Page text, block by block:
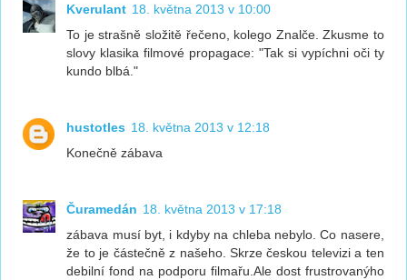
Kverulant 18. května 2013 v 10:00
To je strašně složitě řečeno, kolego Znalče. Zkusme to
slovy klasika filmové propagace: "Tak si vypíchni oči ty
kundo blbá."
hustotles 18. května 2013 v 12:18
Konečně zábava
Čuramedán 18. května 2013 v 17:18
zábava musí byt, i kdyby na chleba nebylo. Co nasere,
že to je částečně z našeho. Skrze českou televizi a ten
debilní fond na podporu filmařu.Ale dost frustrovanýho